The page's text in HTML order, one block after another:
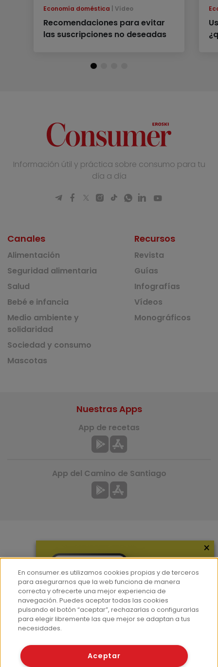
Economía doméstica Vídeo
Recomendaciones para evitar
las suscripciones no deseadas
Información útil y práctica sobre consumo para tu
día a día
Canales
Alimentación
Seguridad alimentaria
Salud
Bebé e infancia
Medio ambiente y
solidaridad
Sociedad y consumo
Mascotas
Recursos
Revista
Guías
Infografías
Vídeos
Monográficos
Hemeroteca
Contacto
Prensa
Corpus Lingüístico Consumer
Nuestras Apps
App de recetas
App del Camino de Santiago
© Fundación EROSKI
×
En consumer.es utilizamos cookies propias y de terceros
para asegurarnos que la web funciona de manera
correcta y ofrecerte una mejor experiencia de
navegación. Puedes aceptar todas las cookies
pulsando el botón “aceptar”, rechazarlas o configurarlas
para elegir libremente las que mejor se adaptan a tus
necesidades.
Aceptar